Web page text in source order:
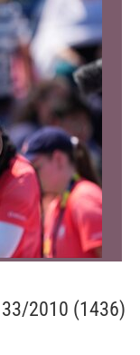
2010 (1436)